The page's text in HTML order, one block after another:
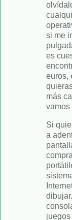
si me
es
euros,
más
vamos
Si
a
juegos